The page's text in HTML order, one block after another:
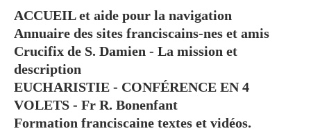
ACCUEIL et aide pour la navigation
Annuaire des sites franciscains-nes et amis
Crucifix de S. Damien - La mission et
description
EUCHARISTIE - CONFÉRENCE EN 4
VOLETS - Fr R. Bonenfant
Formation franciscaine textes et vidéos.